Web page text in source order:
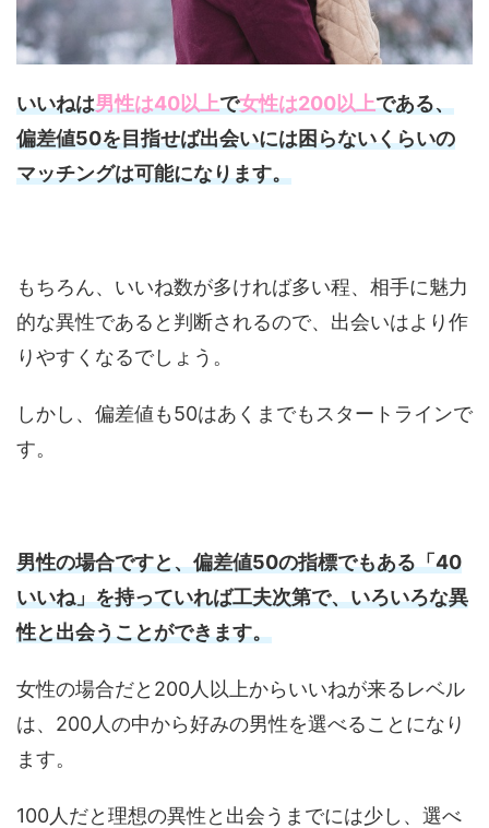
いいねは男性は40以上で女性は200以上である、
偏差値50を目指せば出会いには困らないくらいの
マッチングは可能になります。
もちろん、いいね数が多ければ多い程、相手に魅力
的な異性であると判断されるので、出会いはより作
りやすくなるでしょう。
しかし、偏差値も50はあくまでもスタートラインで
す。
男性の場合ですと、偏差値50の指標でもある「40
いいね」を持っていれば工夫次第で、いろいろな異
性と出会うことができます。
女性の場合だと200人以上からいいねが来るレベル
は、200人の中から好みの男性を選べることになり
ます。
100人だと理想の異性と出会うまでには少し、選べ